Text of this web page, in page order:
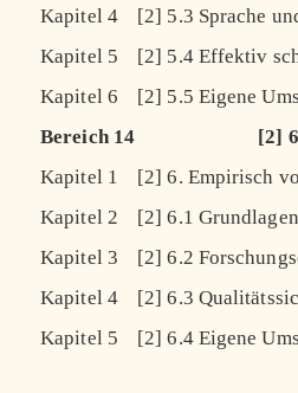
Kapitel 4
[2] 5.3 Sprache
Kapitel 5
[2] 5.4 Effektiv
Kapitel 6
[2] 5.5 Eigene
Bereich 14
[2]
Kapitel 1
[2] 6. Empirisch
Kapitel 2
[2] 6.1
Kapitel 3
[2] 6.2
Kapitel 4
[2] 6.3
Kapitel 5
[2] 6.4 Eigene